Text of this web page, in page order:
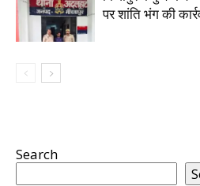
पर शांति भंग की
Search